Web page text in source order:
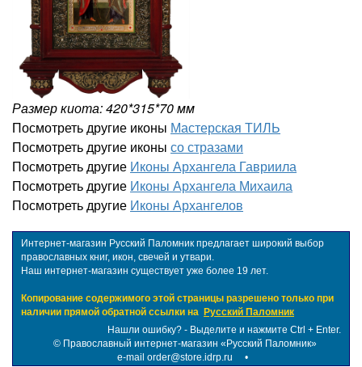
Размер киота: 420*315*70 мм
Посмотреть другие иконы Мастерская ТИЛЬ
Посмотреть другие иконы со стразами
Посмотреть другие Иконы Архангела Гавриила
Посмотреть другие Иконы Архангела Михаила
Посмотреть другие Иконы Архангелов
Интернет-магазин Русский Паломник предлагает широкий выбор
православных книг, икон, свечей и утвари.
Наш интернет-магазин существует уже более 19 лет.
Копирование содержимого этой страницы разрешено только при
наличии прямой обратной ссылки на Русский Паломник
Нашли ошибку? - Выделите и нажмите Ctrl + Enter.
© Православный интернет-магазин «Русский Паломник»
e-mail order@store.idrp.ru •